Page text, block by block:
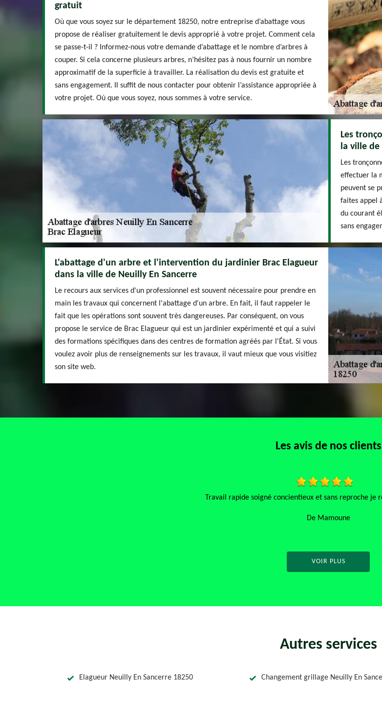
gratuit
Où que vous soyez sur le département 18250, notre entreprise d’abattage vous
propose de réaliser gratuitement le devis approprié à votre projet. Comment cela
se passe-t-il ? Informez-nous votre demande d’abattage et le nombre d’arbres à
couper. Si cela concerne plusieurs arbres, n’hésitez pas à nous fournir un nombre
approximatif de la superficie à travailler. La réalisation du devis est gratuite et
sans engagement. Il suffit de nous contacter pour obtenir l’assistance appropriée à
votre projet. Où que vous soyez, nous sommes à votre service.
Les
la ville de
Les
effectuer la
peuvent se
faites appel
du courant
sans
L'abattage d'un arbre et l'intervention du jardinier Brac Elagueur
dans la ville de Neuilly En Sancerre
Le recours aux services d'un professionnel est souvent nécessaire pour prendre en
main les travaux qui concernent l'abattage d'un arbre. En fait, il faut rappeler le
fait que les opérations sont souvent très dangereuses. Par conséquent, on vous
propose le service de Brac Elagueur qui est un jardinier expérimenté et qui a suivi
des formations spécifiques dans des centres de formation agréés par l'État. Si vous
voulez avoir plus de renseignements sur les travaux, il vaut mieux que vous visitiez
son site web.
Les avis de nos clients
Travail rapide soigné concientieux et sans reproche je
De Mamoune
VOIR PLUS
Autres services
Elagueur Neuilly En Sancerre 18250 Changement grillage Neuilly En